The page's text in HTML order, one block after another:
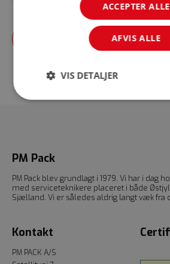
Kontakt os
PM Pack
PM Pack blev grundlagt i 1979. Vi har i dag
med serviceteknikere placeret i både
Sjælland. Vi er således aldrig langt væk fra
Kontakt
PM PACK A/S
ACCEPTER ALLE
AFVIS ALLE
VIS DETALJER